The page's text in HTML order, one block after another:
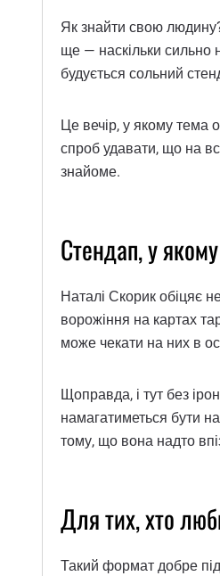
Як знайти свою
ще — наскільки сильно
будується сольний
Це вечір, у якому тема
спроб удавати, що на
знайоме.
Стендап, у
Наталі Скорик обіцяє
ворожіння на картах
може чекати на них в
Щоправда, і тут без
намагатиметься бути
тому, що вона надто
Для тих, хто
Такий формат добре